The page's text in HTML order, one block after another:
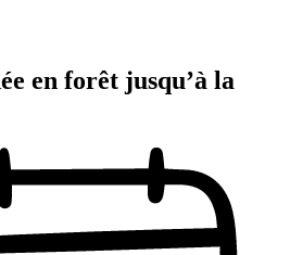
en forêt jusqu’à la